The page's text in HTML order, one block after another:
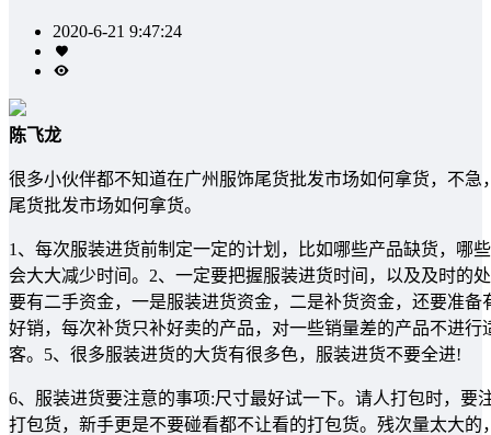
2020-6-21 9:47:24
陈飞龙
很多小伙伴都不知道在广州服饰尾货批发市场如何拿货，不
尾货批发市场如何拿货。
1、每次服装进货前制定一定的计划，比如哪些产品缺货，哪
会大大减少时间。2、一定要把握服装进货时间，以及及时的
要有二手资金，一是服装进货资金，二是补货资金，还要准
好销，每次补货只补好卖的产品，对一些销量差的产品不进
客。5、很多服装进货的大货有很多色，服装进货不要全进!
6、服装进货要注意的事项:尺寸最好试一下。请人打包时，
打包货，新手更是不要碰看都不让看的打包货。残次量太大